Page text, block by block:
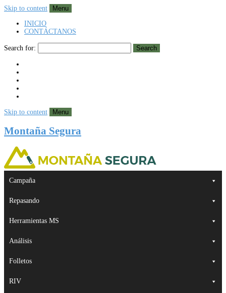
Skip to content
Menu
INICIO
CONTÁCTANOS
Search for: Search
Skip to content Menu
Montaña Segura
Campaña
Repasando
Herramientas MS
Análisis
Folletos
RIV